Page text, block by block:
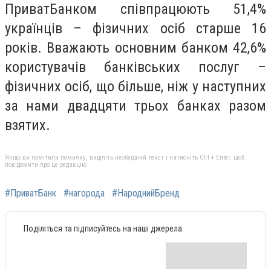
ПриватБанком співпрацюють 51,4%
українців – фізичних осіб старше 16
років. Вважають основним банком 42,6%
користувачів банківських послуг –
фізичних осіб, що більше, ніж у наступних
за нами двадцяти трьох банках разом
взятих.
Якщо ви помітили помилку, виділіть необхідний текст і натисніть Ctrl + Enter, щоб
повідомити про це редакцію
#ПриватБанк #нагорода #НароднийБренд
Поділіться та підписуйтесь на наші джерела